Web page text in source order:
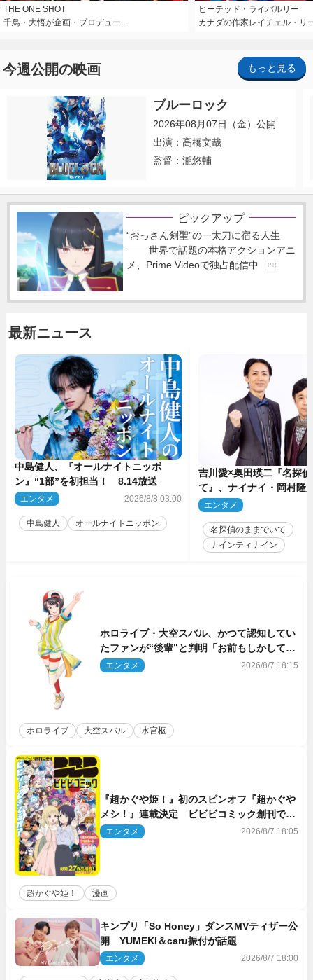
THE ONE SHOT
千鳥・大悟が企画・プロデュー…
ヒーテッド・ライバルリー
カナダの作家レイチェル・リ
今週公開の映画 もっと見る
ブルーロック
2026年08月07日（金）公開
出演：高橋文哉
監督：瀧悠輔
ピックアップ
“おっさん剣聖”の一太刀に宿る人生
―― 世界で話題の本格アクションアニ
メ、Prime Videoで独占配信中
P R
最新ニュース
中島健人、『オールナイトニッポ
ン』“1部”を初担当！ 8.14放送
エンタメ 2026/8/8 03:00
中島健人 オールナイトニッポン
吉川愛×奥田瑛二『名探
て』、ナイナイ・岡村隆
のゲスト出演が決定！
エンタメ
名探偵のままでいて
ナインティナイン
ホロライブ・大空スバル、かつて認知してい
たファンが“後輩”と判明「お前もしかしてあ
のときの？」
エンタメ 2026/8/7 18:15
ホロライブ 大空スバル 水宮枢
『超かぐや姫！』初のスピンオフ『超かぐや
メシ！』連載決定 ビビビコミック創刊で31
作品一挙公開
エンタメ 2026/8/7 18:05
超かぐや姫！ 漫画
キンプリ「So Honey」ダンスMVティザー公
開 YUMEKI＆caru振付が話題
エンタメ 2026/8/7 18:00